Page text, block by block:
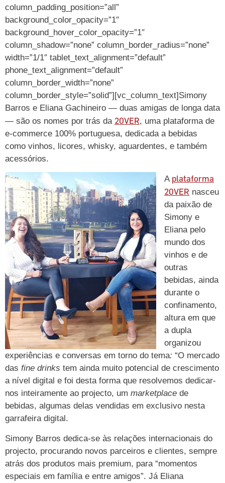
column_padding_position=”all”
background_color_opacity=”1″
background_hover_color_opacity=”1″
column_shadow=”none” column_border_radius=”none”
width=”1/1″ tablet_text_alignment=”default”
phone_text_alignment=”default”
column_border_width=”none”
column_border_style=”solid”][vc_column_text]Simony
Barros e Eliana Gachineiro — duas amigas de longa data
— são os nomes por trás da 20VER, uma plataforma de
e-commerce 100% portuguesa, dedicada a bebidas
como vinhos, licores, whisky, aguardentes, e também
acessórios.
A plataforma
20VER nasceu
da paixão de
Simony e
Eliana pelo
mundo dos
vinhos e de
outras
bebidas, ainda
durante o
confinamento,
altura em que
a dupla
organizou
experiências e conversas em torno do tema: “O mercado
das fine drinks tem ainda muito potencial de crescimento
a nível digital e foi desta forma que resolvemos dedicar-
nos inteiramente ao projecto, um marketplace de
bebidas, algumas delas vendidas em exclusivo nesta
garrafeira digital.
Simony Barros dedica-se às relações internacionais do
projecto, procurando novos parceiros e clientes, sempre
atrás dos produtos mais premium, para “momentos
especiais em família e entre amigos”. Já Eliana